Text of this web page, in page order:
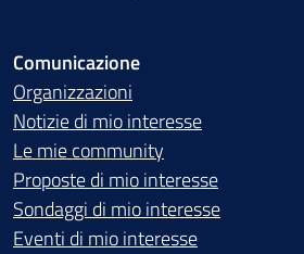
Comunicazione
Organizzazioni
Notizie di mio interesse
Le mie community
Proposte di mio interesse
Sondaggi di mio interesse
Eventi di mio interesse